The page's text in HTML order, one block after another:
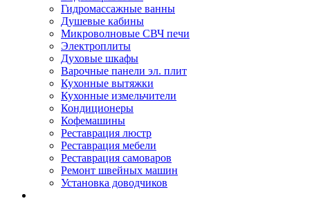
Гидромассажные ванны
Душевые кабины
Микроволновые СВЧ печи
Электроплиты
Духовые шкафы
Варочные панели эл. плит
Кухонные вытяжки
Кухонные измельчители
Кондиционеры
Кофемашины
Реставрация люстр
Реставрация мебели
Реставрация самоваров
Ремонт швейных машин
Установка доводчиков